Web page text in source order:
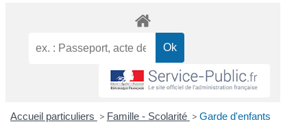
Accueil particuliers > Famille - Scolarité > Garde d'enfants